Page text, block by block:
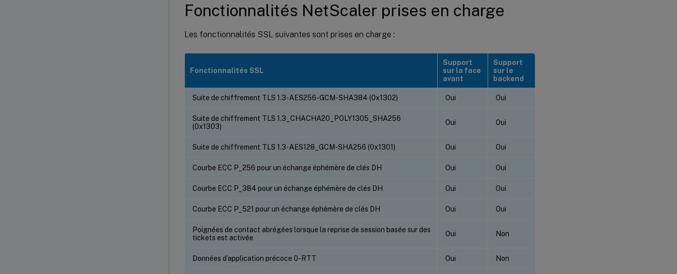
Fonctionnalités NetScaler prises en charge
Les fonctionnalités SSL suivantes sont prises en charge :
Fonctionnalités SSL
Support
sur la face
avant
Support
sur le
backend
Suite de chiffrement TLS 1.3-AES256-GCM-SHA384 (0x1302) Oui Oui
Suite de chiffrement TLS 1.3_CHACHA20_POLY1305_SHA256
(0x1303)
Oui Oui
Suite de chiffrement TLS 1.3-AES128_GCM-SHA256 (0x1301) Oui Oui
Courbe ECC P_256 pour un échange éphémère de clés DH Oui Oui
Courbe ECC P_384 pour un échange éphémère de clés DH Oui Oui
Courbe ECC P_521 pour un échange éphémère de clés DH Oui Oui
Poignées de contact abrégées lorsque la reprise de session basée sur des
tickets est activée
Oui Non
Données d’application précoce 0-RTT Oui Non